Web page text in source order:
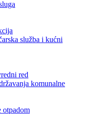
služba i kućni
red
komunalne
otpadom